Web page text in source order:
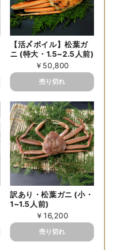
【活〆ボイル】松葉ガ
ニ (特大・1.5~2.5人前)
￥50,800
訳あり・松葉ガニ (小・
1~1.5人前)
￥16,200